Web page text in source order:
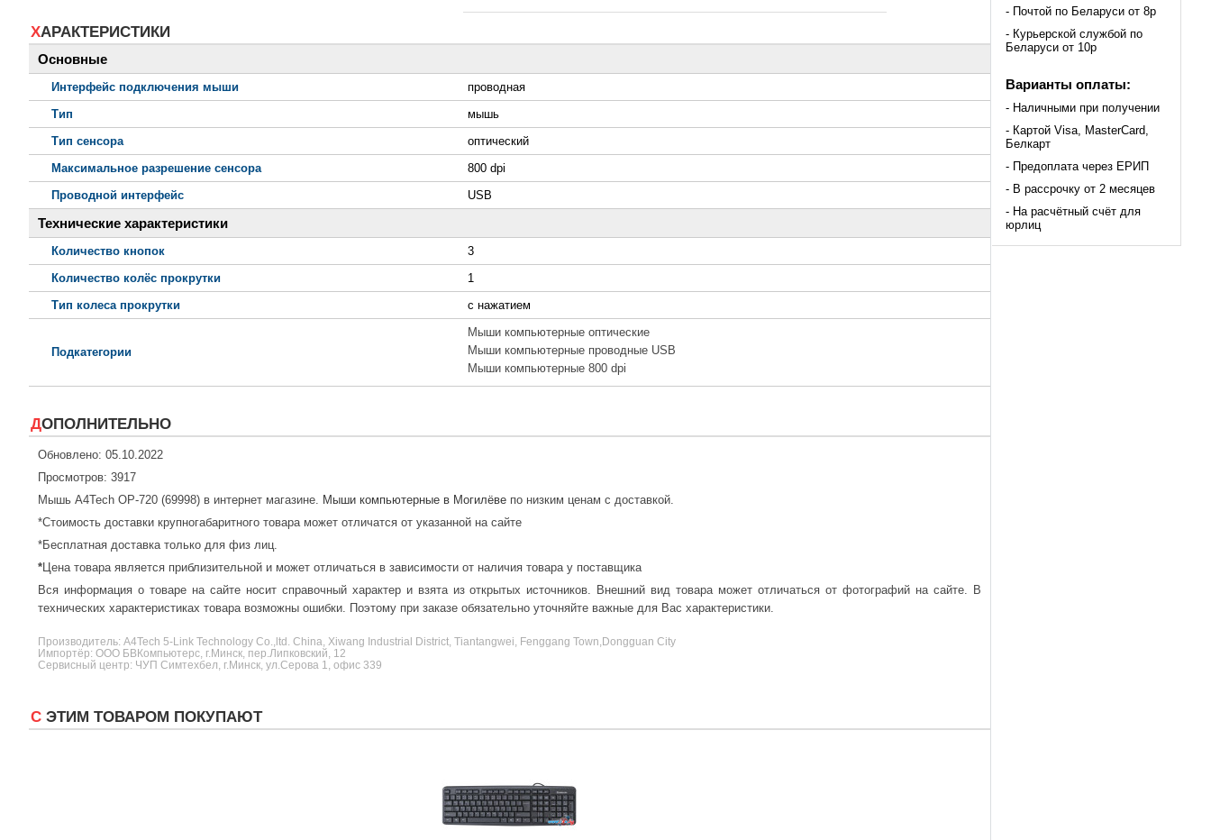
ХАРАКТЕРИСТИКИ
Основные
Интерфейс подключения мыши
проводная
Тип
мышь
Тип сенсора
оптический
Максимальное разрешение сенсора
800 dpi
Проводной интерфейс
USB
Технические характеристики
Количество кнопок
3
Количество колёс прокрутки
1
Тип колеса прокрутки
с нажатием
Подкатегории
Мыши компьютерные оптические
Мыши компьютерные проводные USB
Мыши компьютерные 800 dpi
ДОПОЛНИТЕЛЬНО
Обновлено: 05.10.2022
Просмотров: 3917
Мышь A4Tech OP-720 (69998) в интернет магазине. Мыши компьютерные в Могилёве по низким ценам с доставкой.
*Стоимость доставки крупногабаритного товара может отличатся от указанной на сайте
*Бесплатная доставка только для физ лиц.
*Цена товара является приблизительной и может отличаться в зависимости от наличия товара у поставщика
Вся информация о товаре на сайте носит справочный характер и взята из открытых источников. Внешний вид товара может отличаться от фотографий на сайте. В
технических характеристиках товара возможны ошибки. Поэтому при заказе обязательно уточняйте важные для Вас характеристики.
Производитель: A4Tech 5-Link Technology Co.,ltd. China, Xiwang Industrial District, Tiantangwei, Fenggang Town,Dongguan City
Импортёр: ООО БВКомпьютерс, г.Минск, пер.Липковский, 12
Сервисный центр: ЧУП Симтехбел, г.Минск, ул.Серова 1, офис 339
С ЭТИМ ТОВАРОМ ПОКУПАЮТ
- Почтой по Беларуси от 8р
- Курьерской службой по
Беларуси от 10р
Варианты оплаты:
- Наличными при получении
- Картой Visa, MasterCard,
Белкарт
- Предоплата через ЕРИП
- В рассрочку от 2 месяцев
- На расчётный счёт для
юрлиц